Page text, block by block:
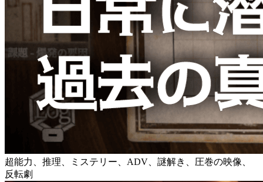
超能力、推理、ミステリー、ADV、謎解き、圧巻の映像、
反転劇